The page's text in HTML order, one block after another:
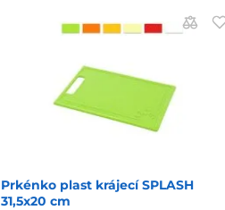
Prkénko plast krájecí SPLASH
31,5x20 cm